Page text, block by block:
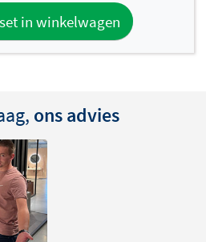
in winkelwagen
ons advies